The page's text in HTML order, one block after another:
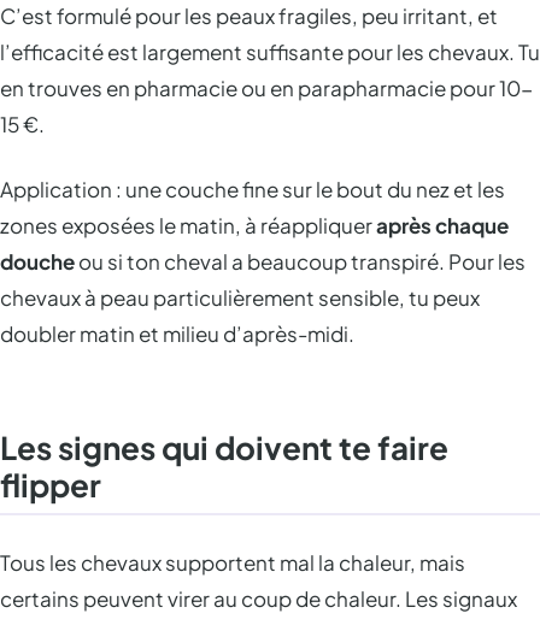
C’est formulé pour les peaux fragiles, peu irritant, et
l’efficacité est largement suffisante pour les chevaux. Tu
en trouves en pharmacie ou en parapharmacie pour 10-
15 €.
Application : une couche fine sur le bout du nez et les
zones exposées le matin, à réappliqueraprès chaque
doucheou si ton cheval a beaucoup transpiré. Pour les
chevaux à peau particulièrement sensible, tu peux
doubler matin et milieu d’après-midi.
Les signes qui doivent te faire
flipper
Tous les chevaux supportent mal la chaleur, mais
certains peuvent virer au coup de chaleur. Les signaux